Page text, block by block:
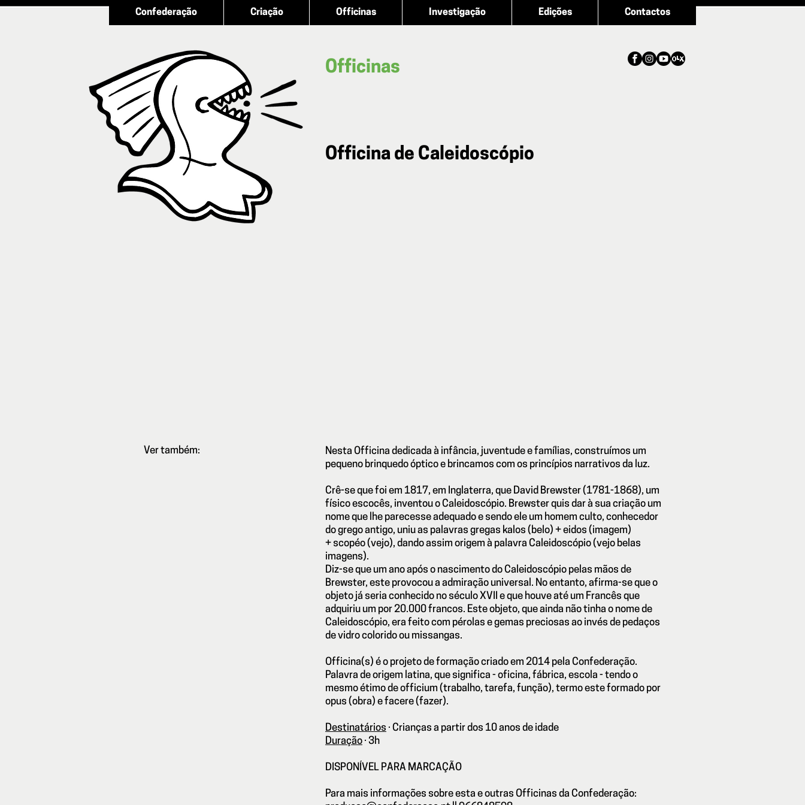
Confederação Criação Officinas Investigação Edições Contactos
Officinas
Ver também:
Officina de Caleidoscópio
Nesta Officina dedicada à infância, juventude e famílias, construímos um
pequeno brinquedo óptico e brincamos com os princípios narrativos da luz.
Crê-se que foi em 1817, em Inglaterra, que David Brewster (1781-1868), um
físico escocês, inventou o Caleidoscópio. Brewster quis dar à sua criação um
nome que lhe parecesse adequado e sendo ele um homem culto, conhecedor
do grego antigo, uniu as palavras gregas kalos (belo) + eidos (imagem)
+ scopéo (vejo), dando assim origem à palavra Caleidoscópio (vejo belas
imagens).
Diz-se que um ano após o nascimento do Caleidoscópio pelas mãos de
Brewster, este provocou a admiração universal. No entanto, afirma-se que o
objeto já seria conhecido no século XVII e que houve até um Francês que
adquiriu um por 20.000 francos. Este objeto, que ainda não tinha o nome de
Caleidoscópio, era feito com pérolas e gemas preciosas ao invés de pedaços
de vidro colorido ou missangas.
Officina(s) é o projeto de formação criado em 2014 pela Confederação.
Palavra de origem latina, que significa - oficina, fábrica, escola - tendo o
mesmo étimo de officium (trabalho, tarefa, função), termo este formado por
opus (obra) e facere (fazer).
Destinatários · Crianças a partir dos 10 anos de idade
Duração · 3h
DISPONÍVEL PARA MARCAÇÃO
Para mais informações sobre esta e outras Officinas da Confederação: